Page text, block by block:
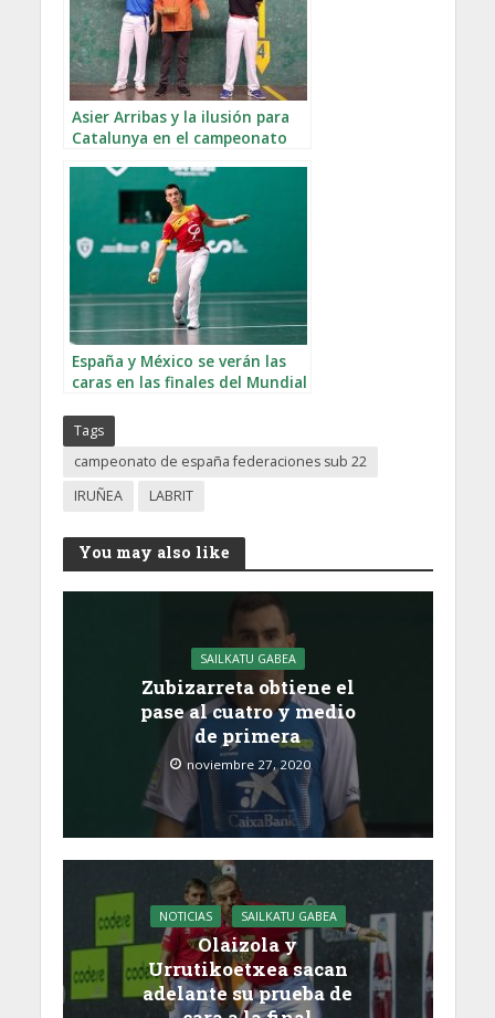
Asier Arribas y la ilusión para
Catalunya en el campeonato
España y México se verán las
caras en las finales del Mundial
Tags
campeonato de españa federaciones sub 22
IRUÑEA
LABRIT
You may also like
SAILKATU GABEA
Zubizarreta obtiene el
pase al cuatro y medio
de primera
noviembre 27, 2020
NOTICIAS SAILKATU GABEA
Olaizola y
Urrutikoetxea sacan
adelante su prueba de